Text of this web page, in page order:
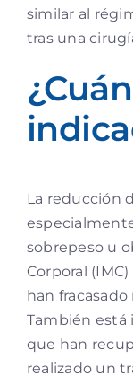
similar al
tras una
La reducción
sobrepeso u
Corporal
han
También está
que han
realizado un